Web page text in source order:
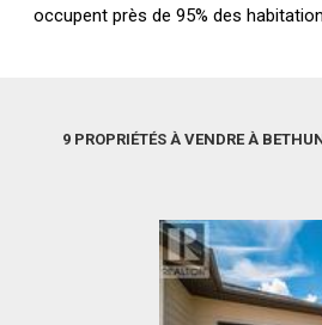
occupent près de 95% des
9 PROPRIÉTÉS À VENDRE À